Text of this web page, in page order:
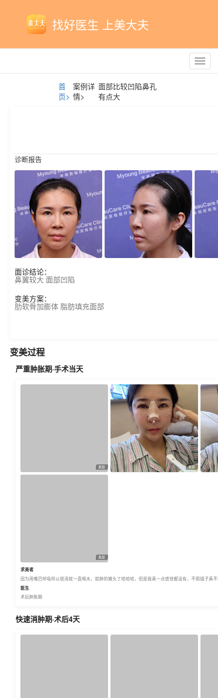
找好医生 上美大夫
首
页>
案例详
情>
面部比较凹陷鼻孔
有点大
诊断报告
面诊结论：
鼻翼较大 面部凹陷
变美方案：
肋软骨加膨体 脂肪填充面部
变美过程
严重肿胀期·手术当天
素颜 素颜
素颜
求美者
因为用嘴巴呼吸所以很渴就一直喝水，就肿的猪头了哈哈哈，但是我真一点感觉都没有，不照镜子
医生
术后肿胀期
快速消肿期·术后4天